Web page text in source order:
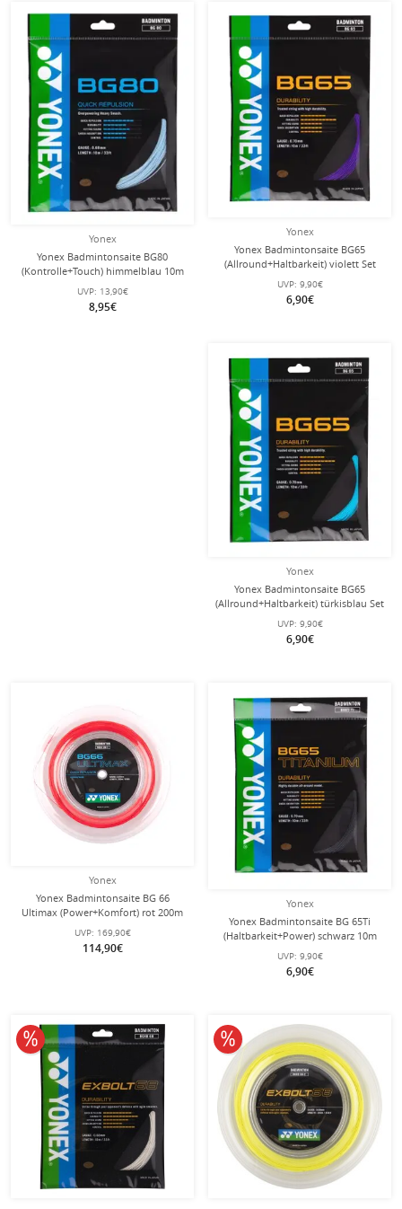
Yonex
Yonex Badmintonsaite BG80
(Kontrolle+Touch) himmelblau 10m
UVP: 13,90€
8,95€
Yonex
Yonex Badmintonsaite BG65
(Allround+Haltbarkeit) violett Set
10m
UVP: 9,90€
6,90€
Yonex
Yonex Badmintonsaite BG65
(Allround+Haltbarkeit) türkisblau Set
UVP: 9,90€
6,90€
Yonex
Yonex Badmintonsaite BG 66
Ultimax (Power+Komfort) rot 200m
UVP: 169,90€
114,90€
Yonex
Yonex Badmintonsaite BG 65Ti
(Haltbarkeit+Power) schwarz 10m
UVP: 9,90€
6,90€
10% reduziert 10% reduziert